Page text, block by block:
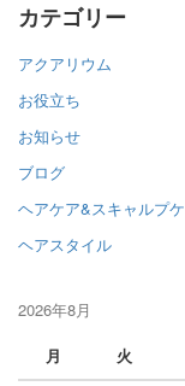
カテゴリー
アクアリウム
お役立ち
お知らせ
ブログ
ヘアケア&スキャルプ
ヘアスタイル
2026年8月
月
火